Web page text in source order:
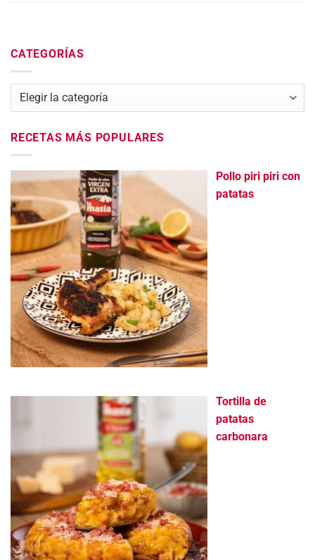
CATEGORÍAS
Categorías
RECETAS MÁS POPULARES
Pollo piri piri con
patatas
Tortilla de
patatas
carbonara